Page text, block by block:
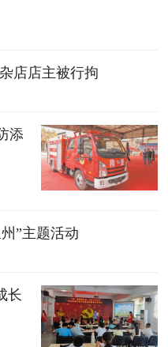
店店主被行拘
添
”主题活动
长